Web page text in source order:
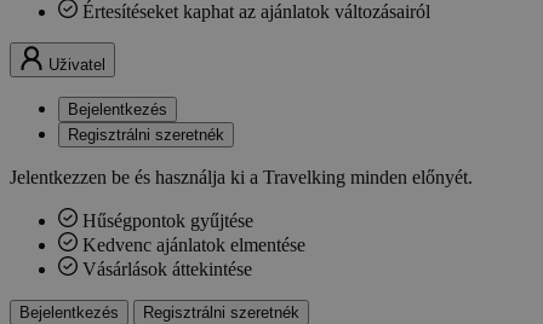
Értesítéseket kaphat az ajánlatok változásairól
Uživatel
Bejelentkezés
Regisztrálni szeretnék
Jelentkezzen be és használja ki a Travelking minden előnyét.
Hűségpontok gyűjtése
Kedvenc ajánlatok elmentése
Vásárlások áttekintése
Bejelentkezés Regisztrálni szeretnék